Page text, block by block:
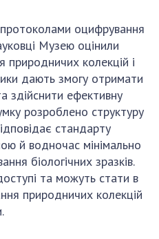
оцифрування
Музею оцінили
природничих колекцій і
дають змогу отримати
здійснити ефективну
розроблено структуру
стандарту
й водночас мінімально
біологічних зразків.
та можуть стати в
природничих колекцій